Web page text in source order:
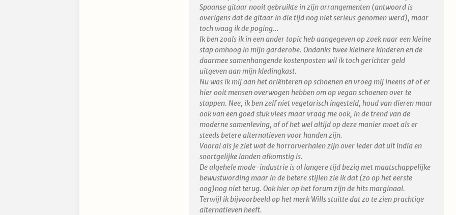
Spaanse gitaar nooit gebruikte in zijn arrangementen (antwoord is
overigens dat de gitaar in die tijd nog niet serieus genomen werd), maar
toch waag ik de poging...
Ik ben zoals ik in een ander topic heb aangegeven op zoek naar een kleine
stap omhoog in mijn garderobe. Ondanks twee kleinere kinderen en de
daarmee samenhangende kostenposten wil ik toch gerichter geld
uitgeven aan mijn kledingkast.
Nu was ik mij aan het oriënteren op schoenen en vroeg mij ineens af of er
hier ooit mensen overwogen hebben om op vegan schoenen over te
stappen. Nee, ik ben zelf niet vegetarisch ingesteld, houd van dieren maar
ook van een goed stuk vlees maar vraag me ook, in de trend van de
moderne samenleving, af of het wel altijd op deze manier moet als er
steeds betere alternatieven voor handen zijn.
Vooral als je ziet wat de horrorverhalen zijn over leder dat uit India en
soortgelijke landen afkomstig is.
De algehele mode-industrie is al langere tijd bezig met maatschappelijke
bewustwording maar in de betere stijlen zie ik dat (zo op het eerste
oog)nog niet terug. Ook hier op het forum zijn de hits marginaal.
Terwijl ik bijvoorbeeld op het merk Wills stuitte dat zo te zien prachtige
alternatieven heeft.